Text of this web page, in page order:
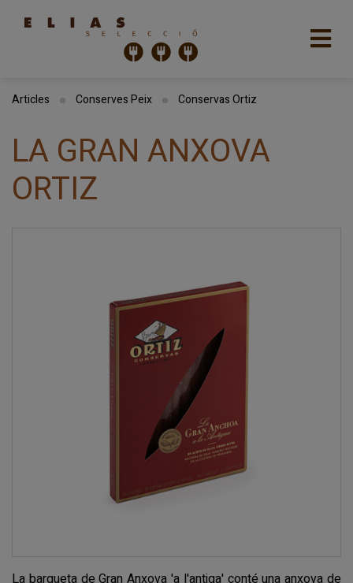
Articles Conserves Peix Conservas Ortiz
LA GRAN ANXOVA
ORTIZ